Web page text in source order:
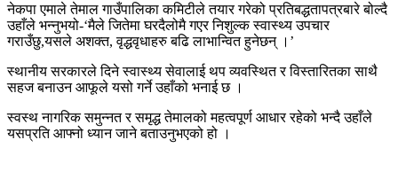
नेकपा एमाले तेमाल गाउँपालिका कमिटीले तयार गरेको प्रतिबद्धतापत्रबारे बोल्दै
उहाँले भन्नुभयो-‘मैले जितेमा घरदैलोमै गएर निशुल्क स्वास्थ्य उपचार
गराउँछु,यसले अशक्त, वृद्धवृधाहरु बढि लाभान्वित हुनेछन् ।’
स्थानीय सरकारले दिने स्वास्थ्य सेवालाई थप व्यवस्थित र विस्तारितका साथै
सहज बनाउन आफूले यसो गर्ने उहाँको भनाई छ ।
स्वस्थ नागरिक समुन्नत र समृद्ध तेमालको महत्वपूर्ण आधार रहेको भन्दै उहाँले
यसप्रति आफ्नो ध्यान जाने बताउनुभएको हो ।